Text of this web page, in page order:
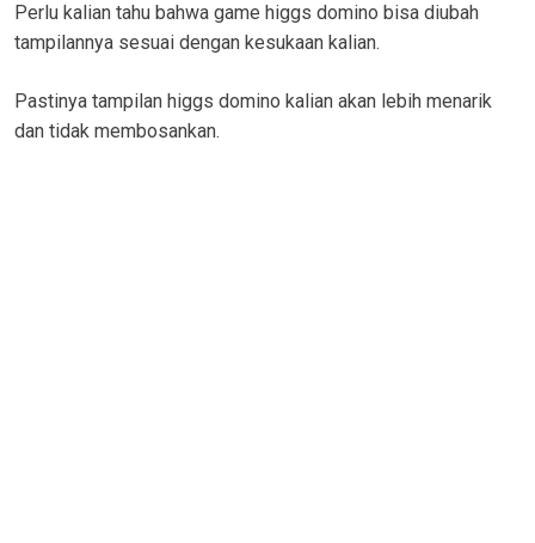
Perlu kalian tahu bahwa game higgs domino bisa diubah
tampilannya sesuai dengan kesukaan kalian.
Pastinya tampilan higgs domino kalian akan lebih menarik
dan tidak membosankan.